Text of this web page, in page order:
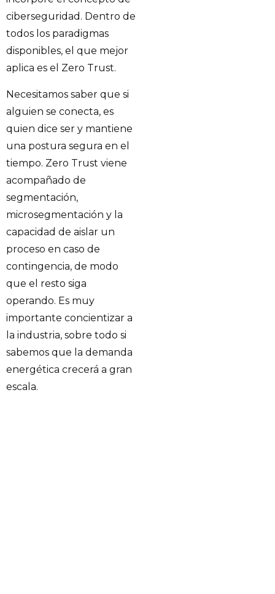
ciberseguridad. Dentro de
todos los paradigmas
disponibles, el que mejor
aplica es el Zero Trust.
Necesitamos saber que si
alguien se conecta, es
quien dice ser y mantiene
una postura segura en el
tiempo. Zero Trust viene
acompañado de
segmentación,
microsegmentación y la
capacidad de aislar un
proceso en caso de
contingencia, de modo
que el resto siga
operando. Es muy
importante concientizar a
la industria, sobre todo si
sabemos que la demanda
energética crecerá a gran
escala.